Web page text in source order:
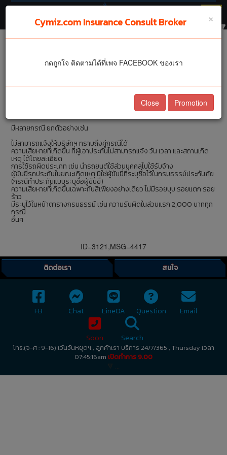
🔻
ประกันรถยนต์ ต้องจ่ายค่า
เสียหายส่วนแรกในกรณีใด
มีหลายกรณี ยกตัวอย่างเช่น
ไม่สามารถแจ้งให้บริษัทฯ ทราบถึงคู่กรณีได้
ความเสียหายที่เกิดขึ้น ที่ผู้เอาประกันไม่สามารถแจ้ง วัน เวลา และสถานเกิด
เหตุ ได้โดยละเอียด
การใช้รถผิดประเภท เช่น นำรถยนต์ใช้ส่วนบุคคลไปใช้รับจ้าง
ผู้ขับขี่รถประกันในขณะเกิดเหตุ มิใช่ผู้ขับขี่ที่ระบุชื่อไว้ในกรมธรรม์ประกันภัย
(กรณีทำประกันแบบระบุชื่อผู้ขับขี่)
ความเสียหายที่เกิดขึ้นเฉพาะกับสีเพียงอย่างเดียว ไม่มีรอยบุบ รอยแตก รอย
ร้าว
มีระบุไว้ในหน้าตารางกรมธรรม์ เช่น ความรับผิดในส่วนแรก 2,000 บาททุก
กรณี
อื่นๆ
ID=3121,MSG=4417
ติดต่อเรา สนใจ
FB Chat LineOA Question Email
Soon Search
โทร.(จ-ศ : 9-16) เว้นวันหยุดฯ , ลูกค้าเรา บริการ 24/7/365 , Thursday เวลา
07:45:16am เปิดทำการ 9.00
🔻 ...
×
Cymiz.com Insurance Consult Broker
กดถูกใจ ติดตามได้ที่เพจ FACEBOOK ของเรา
Close Promotion